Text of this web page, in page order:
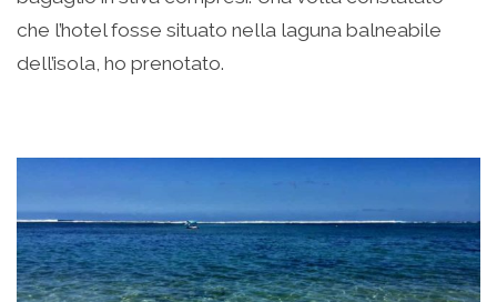
che l’hotel fosse situato nella laguna balneabile
dell’isola, ho prenotato.